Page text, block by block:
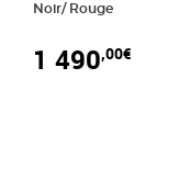
Noir/ Rouge
1 490,00€